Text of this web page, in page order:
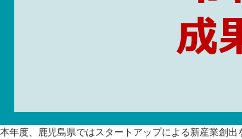
本年度、鹿児島県ではスタートアップによる新産業創